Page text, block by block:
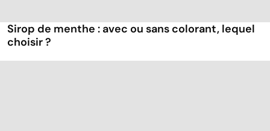
Sirop de menthe : avec ou sans colorant, lequel
choisir ?